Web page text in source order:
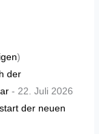
)
der
- 22. Juli 2026
der neuen